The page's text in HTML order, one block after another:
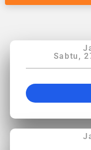
Sabtu,